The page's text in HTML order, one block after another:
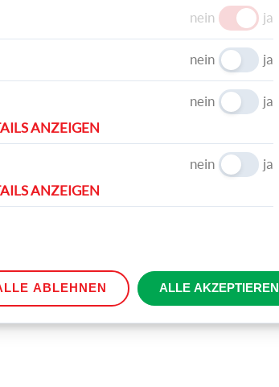
den Stern aus Draht zur
mit Hilfe einer
goldene Sterne als
nein ja
nein ja
nein
ja
ANZEIGEN
nein
ja
ANZEIGEN
ABLEHNEN ALLE AKZEPTIEREN